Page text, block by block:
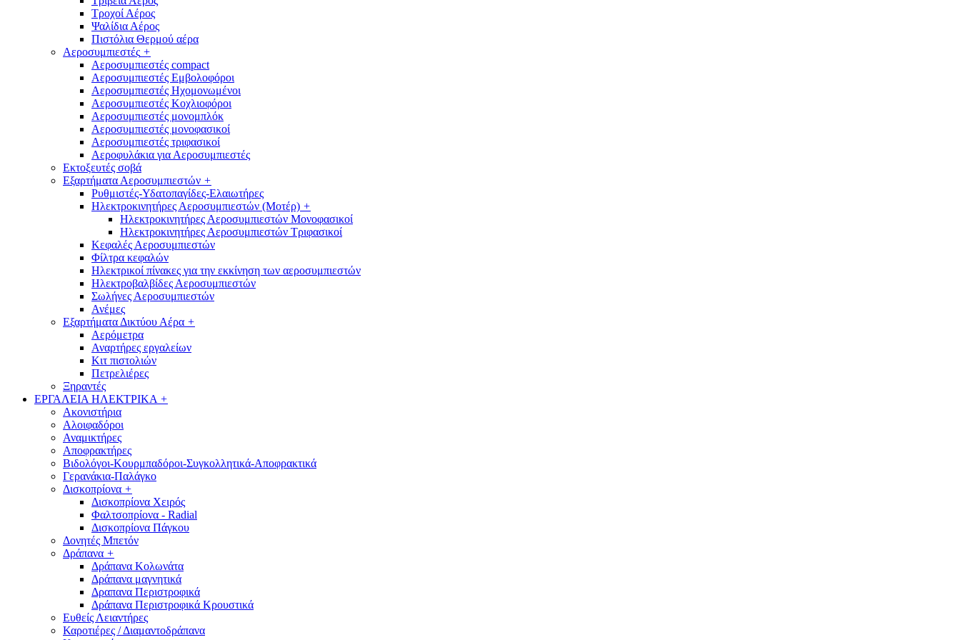
Τροχοί Αέρος
Ψαλίδια Αέρος
Πιστόλια Θερμού αέρα
Αεροσυμπιεστές +
Αεροσυμπιεστές compact
Αεροσυμπιεστές Εμβολοφόροι
Αεροσυμπιεστές Ηχομονωμένοι
Αεροσυμπιεστές Κοχλιοφόροι
Αεροσυμπιεστές μονομπλόκ
Αεροσυμπιεστές μονοφασικοί
Αεροσυμπιεστές τριφασικοί
Αεροφυλάκια για Αεροσυμπιεστές
Εκτοξευτές σοβά
Εξαρτήματα Αεροσυμπιεστών +
Ρυθμιστές-Υδατοπαγίδες-Ελαιωτήρες
Ηλεκτροκινητήρες Αεροσυμπιεστών (Μοτέρ) +
Ηλεκτροκινητήρες Αεροσυμπιεστών Μονοφασικοί
Ηλεκτροκινητήρες Αεροσυμπιεστών Τριφασικοί
Κεφαλές Αεροσυμπιεστών
Φίλτρα κεφαλών
Ηλεκτρικοί πίνακες για την εκκίνηση των αεροσυμπιεστών
Ηλεκτροβαλβίδες Αεροσυμπιεστών
Σωλήνες Αεροσυμπιεστών
Ανέμες
Εξαρτήματα Δικτύου Αέρα +
Αερόμετρα
Αναρτήρες εργαλείων
Κιτ πιστολιών
Πετρελιέρες
Ξηραντές
ΕΡΓΑΛΕΙΑ ΗΛΕΚΤΡΙΚΑ +
Ακονιστήρια
Αλοιφαδόροι
Αναμικτήρες
Αποφρακτήρες
Βιδολόγοι-Κουρμπαδόροι-Συγκολλητικά-Αποφρακτικά
Γερανάκια-Παλάγκο
Δισκοπρίονα +
Δισκοπρίονα Χειρός
Φαλτσοπρίονα - Radial
Δισκοπρίονα Πάγκου
Δονητές Μπετόν
Δράπανα +
Δράπανα Κολωνάτα
Δράπανα μαγνητικά
Δραπανα Περιστροφικά
Δράπανα Περιστροφικά Κρουστικά
Ευθείς Λειαντήρες
Καροτιέρες / Διαμαντοδράπανα